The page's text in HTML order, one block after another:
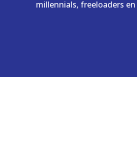
millennials, freeloaders